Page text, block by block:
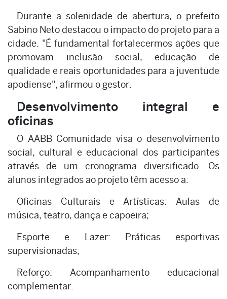
Durante a solenidade de abertura, o prefeito
Sabino Neto destacou o impacto do projeto para a
cidade. "É fundamental fortalecermos ações que
promovam inclusão social, educação de
qualidade e reais oportunidades para a juventude
apodiense", afirmou o gestor.
Desenvolvimento integral e
oficinas
O AABB Comunidade visa o desenvolvimento
social, cultural e educacional dos participantes
através de um cronograma diversificado. Os
alunos integrados ao projeto têm acesso a:
Oficinas Culturais e Artísticas: Aulas de
música, teatro, dança e capoeira;
Esporte e Lazer: Práticas esportivas
supervisionadas;
Reforço: Acompanhamento educacional
complementar.